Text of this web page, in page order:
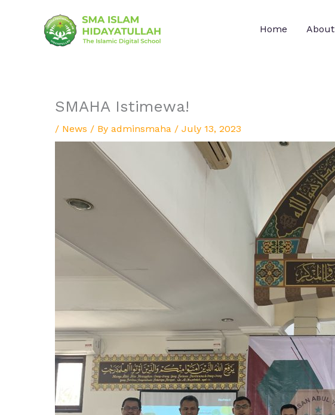
Home About
SMAHA Istimewa!
/ News / By adminsmaha / July 13, 2023